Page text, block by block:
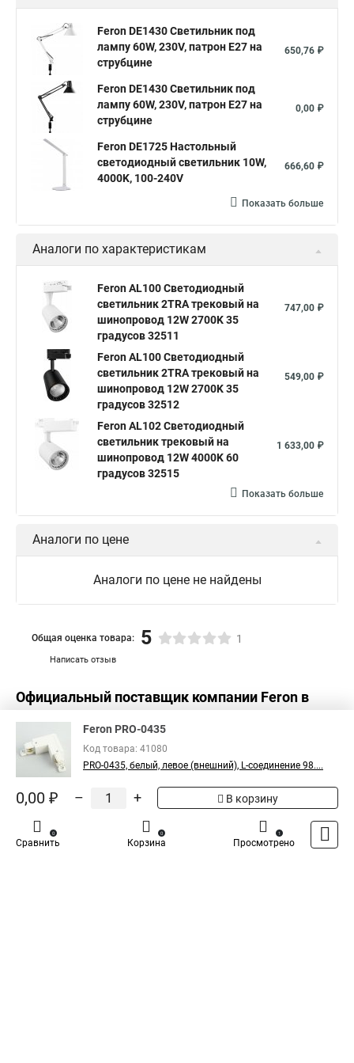
Feron DE1430 Светильник под
лампу 60W, 230V, патрон E27 на
струбцине
650,76 ₽
Feron DE1430 Светильник под
лампу 60W, 230V, патрон E27 на
струбцине
0,00 ₽
Feron DE1725 Настольный
светодиодный светильник 10W,
4000K, 100-240V
666,60 ₽
Показать больше
Аналоги по характеристикам
Feron AL100 Светодиодный
светильник 2TRA трековый на
шинопровод 12W 2700K 35
градусов 32511
747,00 ₽
Feron AL100 Светодиодный
светильник 2TRA трековый на
шинопровод 12W 2700K 35
градусов 32512
549,00 ₽
Feron AL102 Светодиодный
светильник трековый на
шинопровод 12W 4000K 60
градусов 32515
1 633,00 ₽
Показать больше
Аналоги по цене
Аналоги по цене не найдены
Написать отзыв
Общая оценка товара: 5 1
Официальный поставщик компании Feron в
России
Feron PRO-0435
Код товара: 41080
PRO-0435, белый, левое (внешний), L-соединение 98....
0,00 ₽ – + В корзину
Сравнить
0
Корзина
0
Просмотрено
1